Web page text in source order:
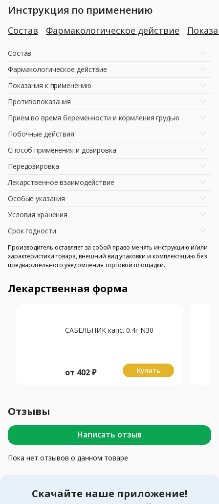
Инструкция по применению
Состав Фармакологическое действие
Состав
Фармакологическое действие
Показания к применению
Противопоказания
Прием во время беременности и кормления грудью
Побочные действия
Способ применения и дозировка
Передозировка
Лекарственное взаимодействие
Особые указания
Условия хранения
Срок годности
Производитель оставляет за собой право менять инструкцию и/или
характеристики товара, внешний вид упаковки и комплектацию без
предварительного уведомления торговой площадки.
Лекарственная форма
САБЕЛЬНИК капс. 0.4г N30
от 402₽ Купить
Отзывы
Написать отзыв
Пока нет отзывов о данном товаре
Скачайте наше приложение!